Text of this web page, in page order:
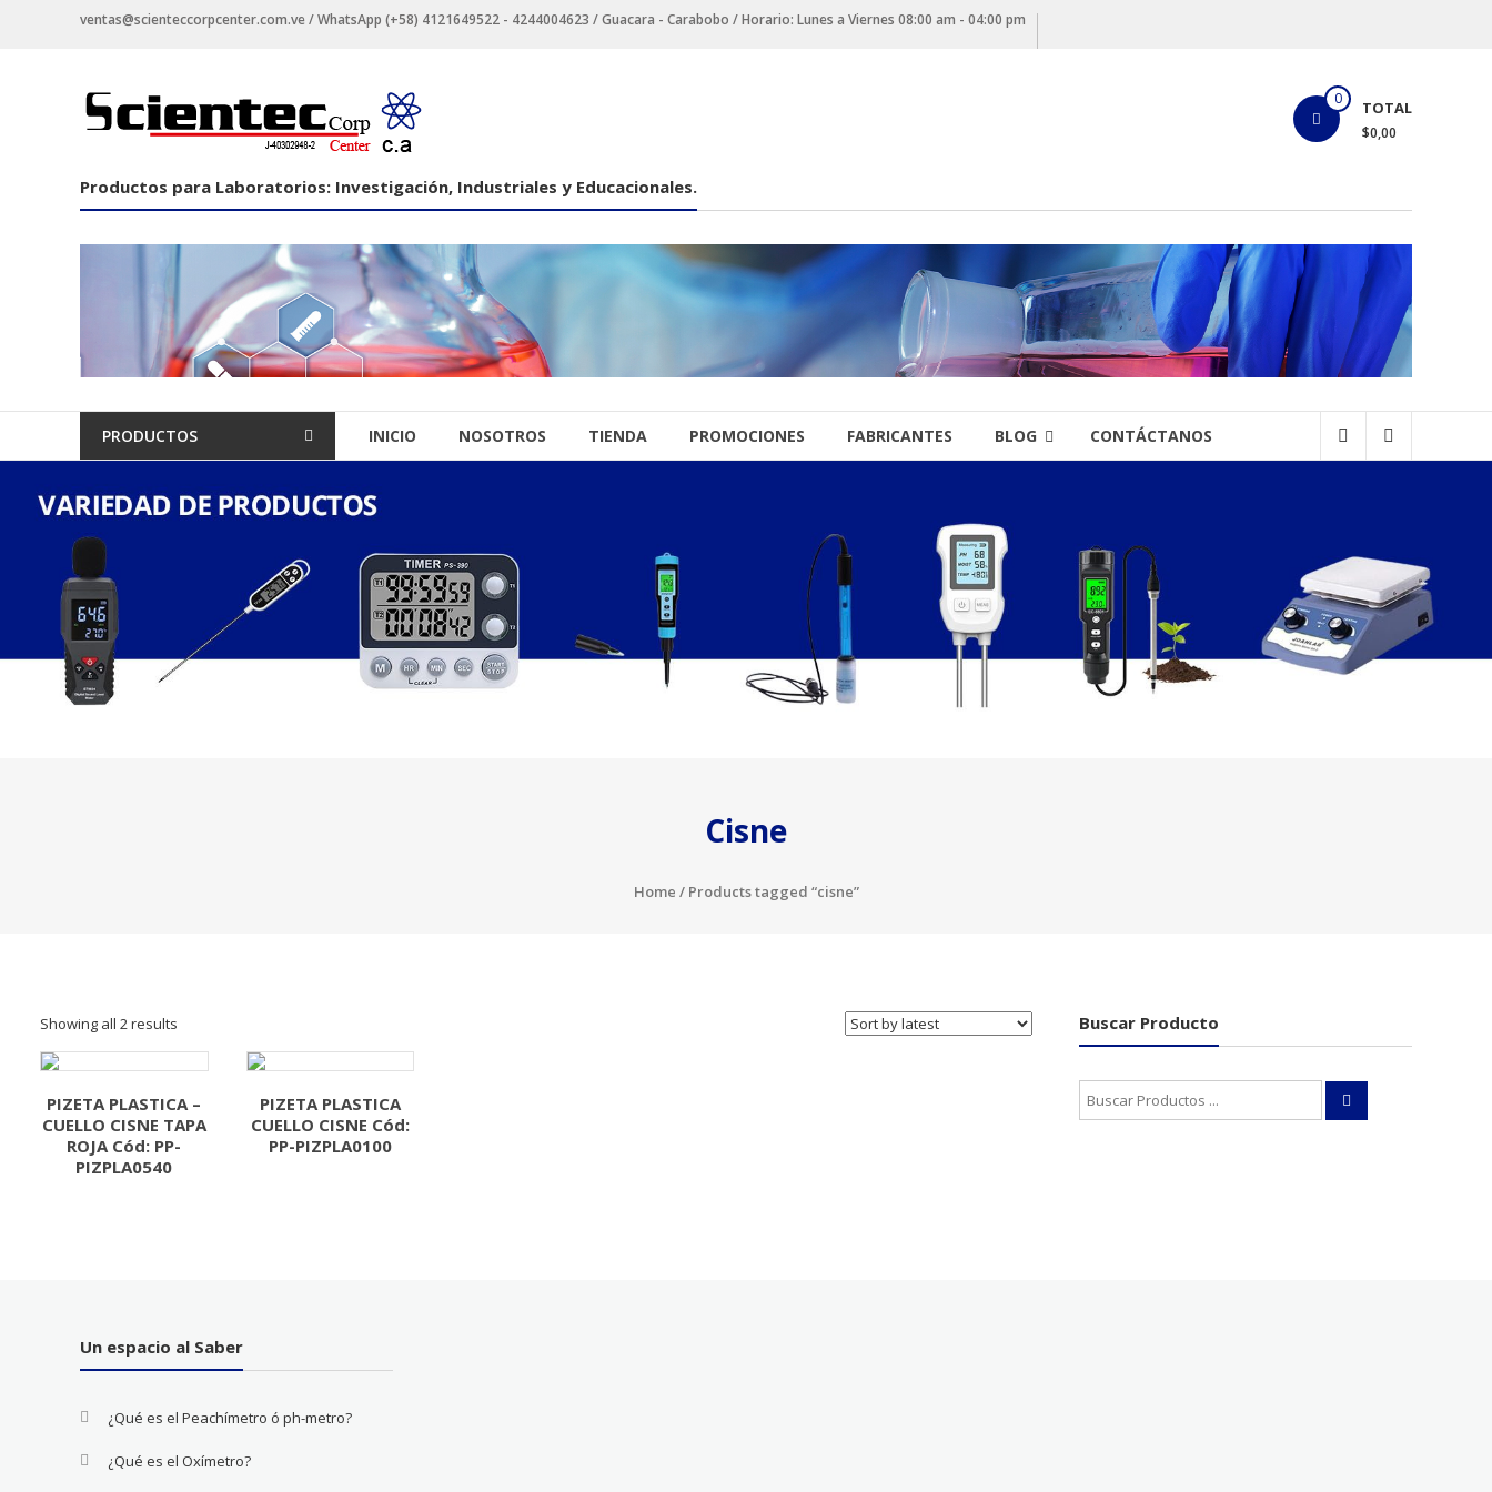
ventas@scienteccorpcenter.com.ve / WhatsApp (+58) 4121649522 - 4244004623 / Guacara - Carabobo / Horario: Lunes a Viernes 08:00 am - 04:00 pm
Productos
para
Laboratorios
Industriales
Educacionales.
0 TOTAL
$0,00
Productos para Laboratorios: Investigación, Industriales y Educacionales.
PRODUCTOS INICIO NOSOTROS TIENDA PROMOCIONES FABRICANTES BLOG CONTÁCTANOS
Cisne
Home / Products tagged “cisne”
Showing all 2 results
PIZETA PLASTICA –
CUELLO CISNE TAPA
ROJA Cód: PP-
PIZPLA0540
PIZETA PLASTICA
CUELLO CISNE Cód:
PP-PIZPLA0100
Buscar Producto
Buscar:
Un espacio al Saber
¿Qué es el Peachímetro ó ph-metro?
¿Qué es el Oxímetro?